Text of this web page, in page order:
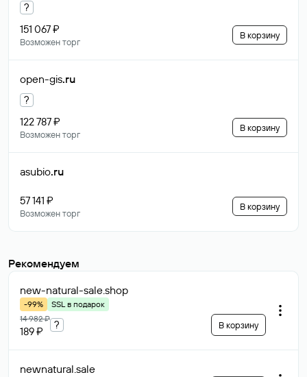
?
151 067 ₽
Возможен торг
В корзину
open-gis.ru
?
122 787 ₽
Возможен торг
В корзину
asubio.ru
57 141 ₽
Возможен торг
В корзину
Рекомендуем
new-natural-sale.shop
-99%
SSL в подарок
14 982 ₽
189 ₽
? В корзину
newnatural.sale